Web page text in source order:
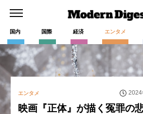
国内 国際 経済 エンタメ
エンタメ 2024
映画『正体』が描く冤罪の